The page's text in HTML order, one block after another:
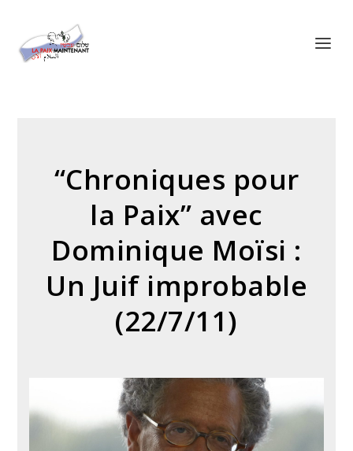
“Chroniques pour
la Paix” avec
Dominique Moïsi :
Un Juif improbable
(22/7/11)